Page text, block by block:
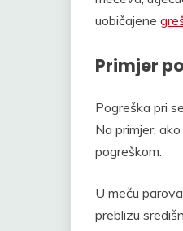
uobičajene
Primjer
Pogreška pri
Na primjer,
pogreškom.
U meču
preblizu